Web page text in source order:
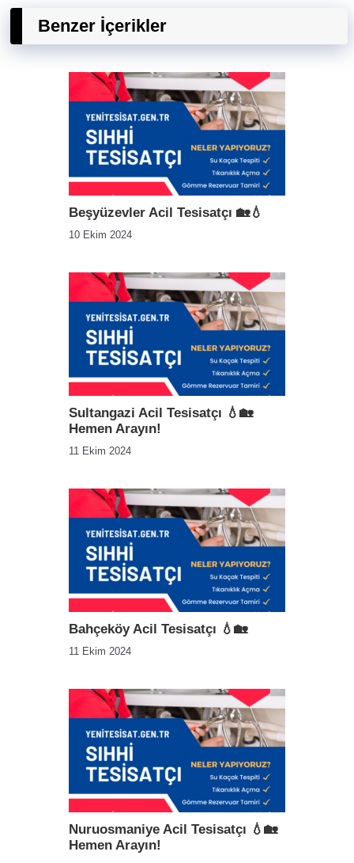
Benzer İçerikler
Beşyüzevler Acil Tesisatçı 🏡💧
10 Ekim 2024
Sultangazi Acil Tesisatçı 💧🏡
Hemen Arayın!
11 Ekim 2024
Bahçeköy Acil Tesisatçı 💧🏡
11 Ekim 2024
Nuruosmaniye Acil Tesisatçı 💧🏡
Hemen Arayın!